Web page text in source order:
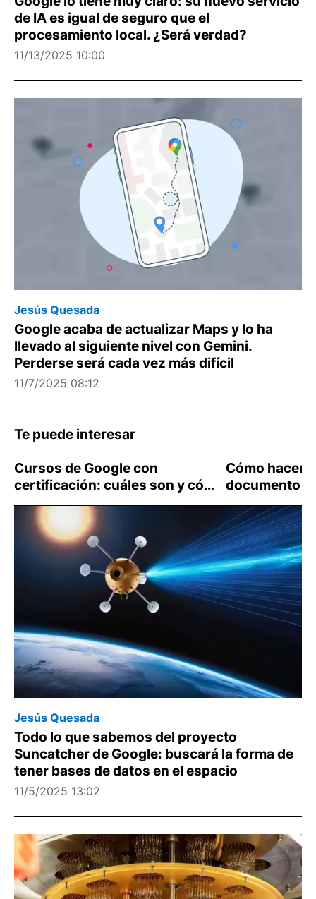
de IA es igual de seguro que el
procesamiento local. ¿Será verdad?
11/13/2025 10:00
Jesús Quesada
Google acaba de actualizar Maps y lo ha
llevado al siguiente nivel con Gemini.
Perderse será cada vez más difícil
11/7/2025 08:12
Te puede interesar
Cursos de Google con
certificación: cuáles son y cómo
apuntarte a ellos
Cómo hacer
documento
Doc
Jesús Quesada
Todo lo que sabemos del proyecto
Suncatcher de Google: buscará la forma de
tener bases de datos en el espacio
11/5/2025 13:02